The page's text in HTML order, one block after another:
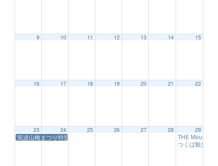
9 10 11 12 13 14 15
16 17 18 19 20 21 22
23
筑波山梅まつり特別弁当
24 25 26 27 28 29
THE Mount
つくば観光大
2:00 AM
4:00 AM